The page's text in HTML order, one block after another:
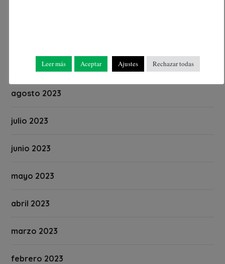
septiembre 2023
agosto 2023
julio 2023
junio 2023
mayo 2023
abril 2023
marzo 2023
febrero 2023
Leer más Aceptar Ajustes Rechazar todas